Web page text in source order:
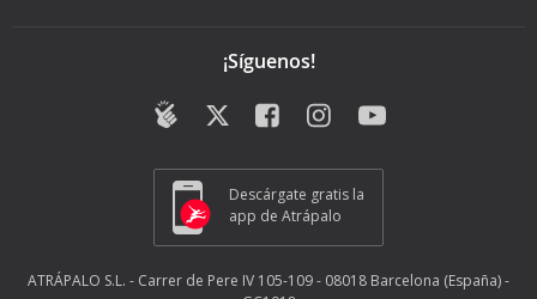
¡Síguenos!
Descárgate gratis la
app de Atrápalo
ATRÁPALO S.L. - Carrer de Pere IV 105-109 - 08018 Barcelona (España) -